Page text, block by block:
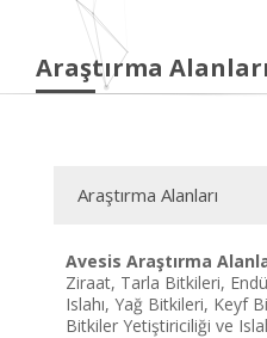
Araştırma Alanları
Araştırma Alanları
Avesis Araştırma
Ziraat, Tarla Bitkileri,
Islahı, Yağ Bitkileri, Keyf
Bitkiler Yetiştiriciliği ve